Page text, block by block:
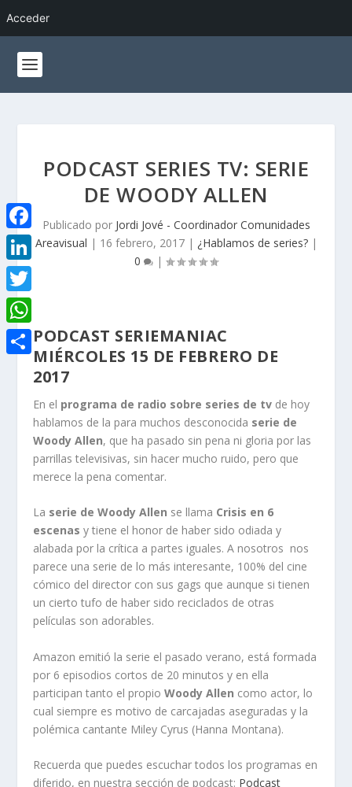
Acceder
PODCAST SERIES TV: SERIE
DE WOODY ALLEN
Publicado por Jordi Jové - Coordinador Comunidades
Areavisual | 16 febrero, 2017| ¿Hablamos de series?|
0
|
PODCAST SERIEMANIAC
MIÉRCOLES 15 DE FEBRERO DE
2017
En el programa de radio sobre series de tv de hoy
hablamos de la para muchos desconocida serie de
Woody Allen, que ha pasado sin pena ni gloria por las
parrillas televisivas, sin hacer mucho ruido, pero que
merece la pena comentar.
La serie de Woody Allen se llama Crisis en 6
escenas y tiene el honor de haber sido odiada y
alabada por la crítica a partes iguales. A nosotros nos
parece una serie de lo más interesante, 100% del cine
cómico del director con sus gags que aunque si tienen
un cierto tufo de haber sido reciclados de otras
películas son adorables.
Amazon emitió la serie el pasado verano, está formada
por 6 episodios cortos de 20 minutos y en ella
participan tanto el propioWoody Allen como actor, lo
cual siempre es motivo de carcajadas aseguradas y la
polémica cantante Miley Cyrus (Hanna Montana).
Recuerda que puedes escuchar todos los programas en
diferido, en nuestra sección de podcast: Podcast
F
a
c
e
b
L
i
n
k
T
w
i
W